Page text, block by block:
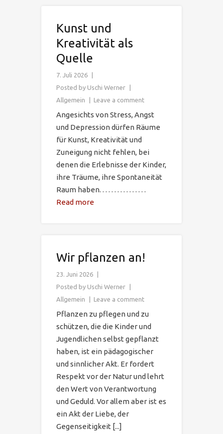
Kunst und
Kreativität als
Quelle
7. Juli 2026
Posted by Uschi Werner
Allgemein
Leave a comment
Angesichts von Stress, Angst
und Depression dürfen Räume
für Kunst, Kreativität und
Zuneigung nicht fehlen, bei
denen die Erlebnisse der Kinder,
ihre Träume, ihre Spontaneität
Raum haben. . . . . . . . . . . . . . . .
Read more
Wir pflanzen an!
23. Juni 2026
Posted by Uschi Werner
Allgemein
Leave a comment
Pflanzen zu pflegen und zu
schützen, die die Kinder und
Jugendlichen selbst gepflanzt
haben, ist ein pädagogischer
und sinnlicher Akt. Er fordert
Respekt vor der Natur und lehrt
den Wert von Verantwortung
und Geduld. Vor allem aber ist es
ein Akt der Liebe, der
Gegenseitigkeit [...]